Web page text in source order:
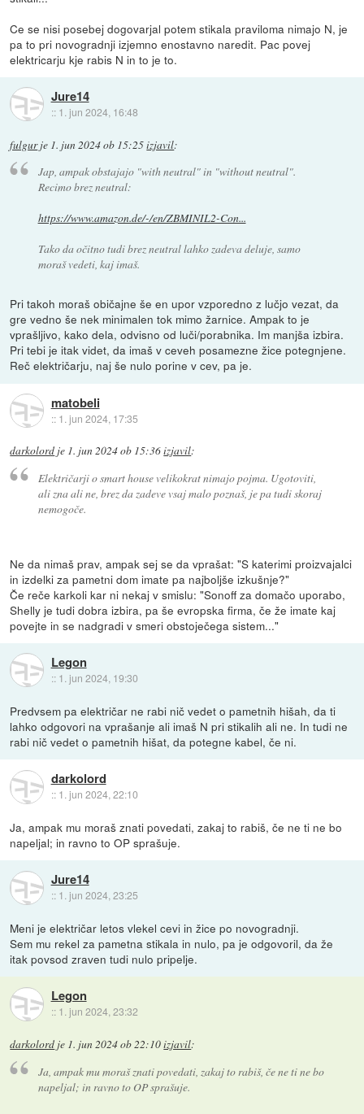
Ce se nisi posebej dogovarjal potem stikala praviloma nimajo N, je
pa to pri novogradnji izjemno enostavno naredit. Pac povej
elektricarju kje rabis N in to je to.
Jure14
:: 1. jun 2024, 16:48
fulgurje 1. jun 2024 ob 15:25izjavil:
Jap, ampak obstajajo "with neutral" in "without neutral".
Recimo brez neutral:
https://www.amazon.de/-/en/ZBMINIL2-Con...
Tako da očitno tudi brez neutral lahko zadeva deluje, samo
moraš vedeti, kaj imaš.
Pri takoh moraš običajne še en upor vzporedno z lučjo vezat, da
gre vedno še nek minimalen tok mimo žarnice. Ampak to je
vprašljivo, kako dela, odvisno od luči/porabnika. Im manjša izbira.
Pri tebi je itak videt, da imaš v ceveh posamezne žice potegnjene.
Reč električarju, naj še nulo porine v cev, pa je.
matobeli
:: 1. jun 2024, 17:35
darkolord je 1. jun 2024 ob 15:36izjavil:
Električarji o smart house velikokrat nimajo pojma. Ugotoviti,
ali zna ali ne, brez da zadeve vsaj malo poznaš, je pa tudi skoraj
nemogoče.
Ne da nimaš prav, ampak sej se da vprašat: "S katerimi proizvajalci
in izdelki za pametni dom imate pa najboljše izkušnje?"
Če reče karkoli kar ni nekaj v smislu: "Sonoff za domačo uporabo,
Shelly je tudi dobra izbira, pa še evropska firma, če že imate kaj
povejte in se nadgradi v smeri obstoječega sistem..."
Legon
:: 1. jun 2024, 19:30
Predvsem pa električar ne rabi nič vedet o pametnih hišah, da ti
lahko odgovori na vprašanje ali imaš N pri stikalih ali ne. In tudi ne
rabi nič vedet o pametnih hišat, da potegne kabel, če ni.
darkolord
:: 1. jun 2024, 22:10
Ja, ampak mu moraš znati povedati, zakaj to rabiš, če ne ti ne bo
napeljal; in ravno to OP sprašuje.
Jure14
:: 1. jun 2024, 23:25
Meni je električar letos vlekel cevi in žice po novogradnji.
Sem mu rekel za pametna stikala in nulo, pa je odgovoril, da že
itak povsod zraven tudi nulo pripelje.
Legon
:: 1. jun 2024, 23:32
darkolord je 1. jun 2024 ob 22:10izjavil:
Ja, ampak mu moraš znati povedati, zakaj to rabiš, če ne ti ne bo
napeljal; in ravno to OP sprašuje.